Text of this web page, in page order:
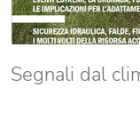
Segnali dal